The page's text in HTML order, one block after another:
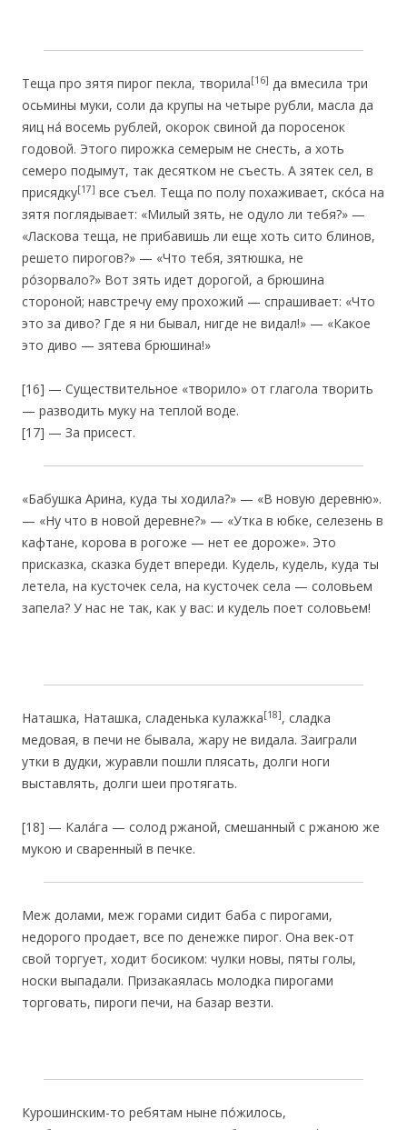
Теща про зятя пирог пекла, творила[16] да вмесила три
осьмины муки, соли да крупы на четыре рубли, масла да
яиц на́ восемь рублей, окорок свиной да поросенок
годовой. Этого пирожка семерым не снесть, а хоть
семеро подымут, так десятком не съесть. А зятек сел, в
присядку[17] все съел. Теща по полу похаживает, ско́са на
зятя поглядывает: «Милый зять, не одуло ли тебя?» —
«Ласкова теща, не прибавишь ли еще хоть сито блинов,
решето пирогов?» — «Что тебя, зятюшка, не
ро́зорвало?» Вот зять идет дорогой, а брюшина
стороной; навстречу ему прохожий — спрашивает: «Что
это за диво? Где я ни бывал, нигде не видал!» — «Какое
это диво — зятева брюшина!»
[16] — Существительное «творило» от глагола творить
— разводить муку на теплой воде.
[17] — За присест.
«Бабушка Арина, куда ты ходила?» — «В новую деревню».
— «Ну что в новой деревне?» — «Утка в юбке, селезень в
кафтане, корова в рогоже — нет ее дороже». Это
присказка, сказка будет впереди. Кудель, кудель, куда ты
летела, на кусточек села, на кусточек села — соловьем
запела? У нас не так, как у вас: и кудель поет соловьем!
Наташка, Наташка, сладенька кулажка[18], сладка
медовая, в печи не бывала, жару не видала. Заиграли
утки в дудки, журавли пошли плясать, долги ноги
выставлять, долги шеи протягать.
[18] — Кала́га — солод ржаной, смешанный с ржаною же
мукою и сваренный в печке.
Меж долами, меж горами сидит баба с пирогами,
недорого продает, все по денежке пирог. Она век-от
свой торгует, ходит босиком: чулки новы, пяты голы,
носки выпадали. Призакаялась молодка пирогами
торговать, пироги печи, на базар везти.
Курошинским-то ребятам ныне по́жилось,